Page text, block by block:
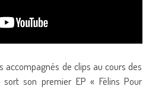
accompagnés de clips au cours des
sort son premier EP « Félins Pour